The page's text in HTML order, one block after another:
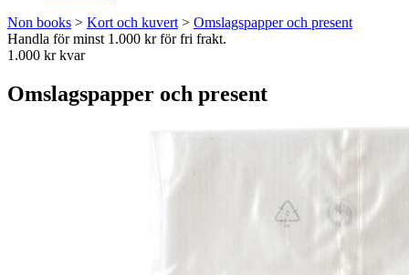
Non books > Kort och kuvert > Omslagspapper och present
Handla för minst 1.000 kr för fri frakt.
1.000 kr kvar
Omslagspapper och present